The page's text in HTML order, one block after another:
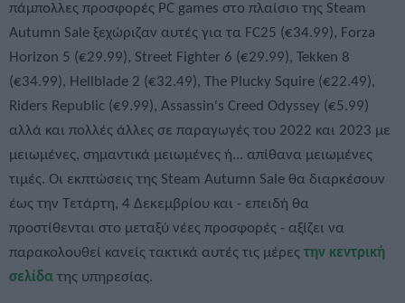
πάμπολλες προσφορές PC games στο πλαίσιο της Steam
Autumn Sale ξεχώριζαν αυτές για τα FC25 (€34.99), Forza
Horizon 5 (€29.99), Street Fighter 6 (€29.99), Tekken 8
(€34.99), Hellblade 2 (€32.49), The Plucky Squire (€22.49),
Riders Republic (€9.99), Assassin's Creed Odyssey (€5.99)
αλλά και πολλές άλλες σε παραγωγές του 2022 και 2023 με
μειωμένες, σημαντικά μειωμένες ή... απίθανα μειωμένες
τιμές. Οι εκπτώσεις της Steam Autumn Sale θα διαρκέσουν
έως την Τετάρτη, 4 Δεκεμβρίου και - επειδή θα
προστίθενται στο μεταξύ νέες προσφορές - αξίζει να
παρακολουθεί κανείς τακτικά αυτές τις μέρες την κεντρική
σελίδα της υπηρεσίας.